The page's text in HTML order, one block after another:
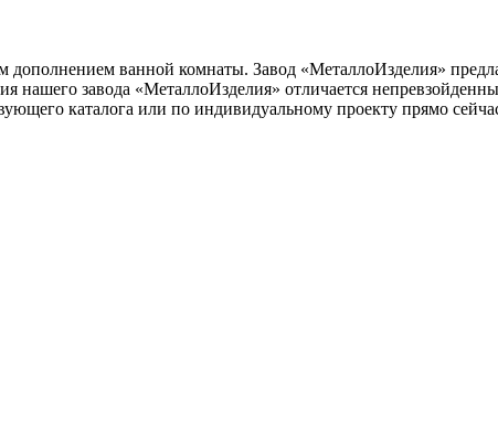
дополнением ванной комнаты. Завод «МеталлоИзделия»
нашего завода «МеталлоИзделия» отличается
каталога или по индивидуальному проекту прямо